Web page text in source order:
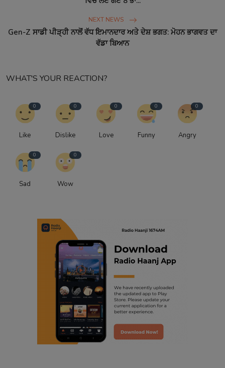
NEXT NEWS
Gen-Z ਸਾਡੀ ਪੀੜ੍ਹੀ ਨਾਲੋਂ ਵੱਧ ਇਮਾਨਦਾਰ ਅਤੇ ਦੇਸ਼ ਭਗਤ: ਮੋਹਨ ਭਾਗਵਤ ਦਾ
ਵੱਡਾ ਬਿਆਨ
WHAT'S YOUR REACTION?
0
Like
0
Dislike
0
Love
0
Funny
0
Angry
0
Sad
0
Wow